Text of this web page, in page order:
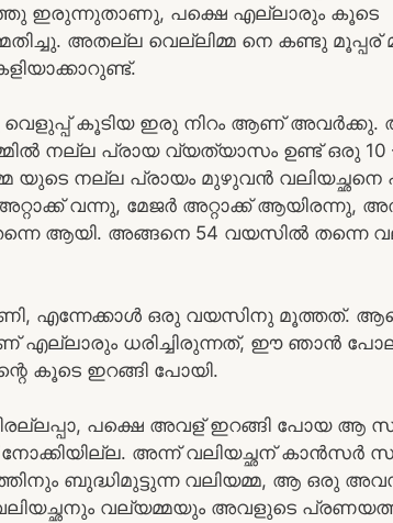
ഇരുന്നുതാണു, പക്ഷെ എല്ലാരും കൂടെ
അതല്ല വെല്ലിമ്മ നെ കണ്ടു മൂപ്പര്
വെളുപ്പ് കൂടിയ ഇരു നിറം ആണ്
നല്ല പ്രായ വ്യത്യാസം ഉണ്ട് ഒരു 10
യുടെ നല്ല പ്രായം മുഴുവൻ വലിയച്ഛനെ
വന്നു, മേജർ അറ്റാക്ക് ആയിരന്നു,
തന്നെ ആയി. അങ്ങനെ 54 വയസിൽ തന്നെ
എന്നേക്കാൾ ഒരു വയസിനു മൂത്തത്.
ധരിച്ചിരുന്നത്, ഈ ഞാൻ
കൂടെ ഇറങ്ങി പോയി.
പക്ഷെ അവള് ഇറങ്ങി പോയ ആ
അന്ന് വലിയച്ഛന് കാൻസർ
ബുദ്ധിമുട്ടുന്ന വലിയമ്മ, ആ ഒരു
വല്യമ്മയും അവളുടെ